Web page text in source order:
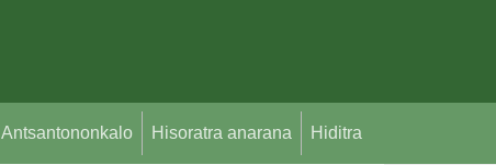
Antsantononkalo Hisoratra anarana Hiditra